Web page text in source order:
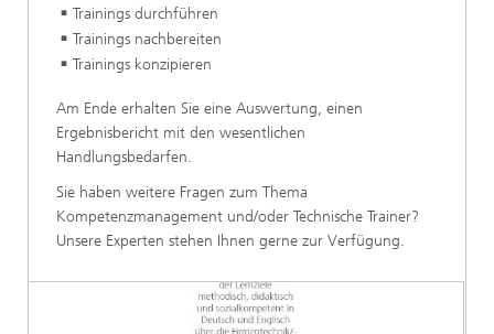
Trainings durchführen
Trainings nachbereiten
Trainings konzipieren
Am Ende erhalten Sie eine Auswertung, einen
Ergebnisbericht mit den wesentlichen
Handlungsbedarfen.
Sie haben weitere Fragen zum Thema
Kompetenzmanagement und/oder Technische Trainer?
Unsere Experten stehen Ihnen gerne zur Verfügung.